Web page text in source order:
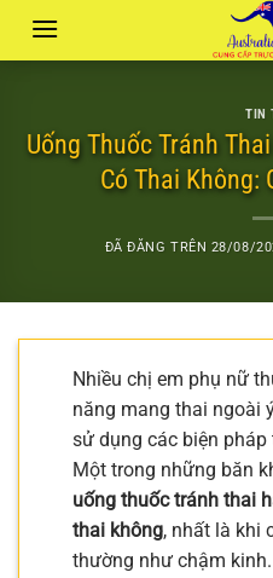
TIN
Uống Thuốc Tránh
Có Thai Không:
ĐÃ ĐĂNG TRÊN 28/08/
Nhiều chị em phụ nữ
năng mang thai ngoài
sử dụng các biện
Một trong những băn
uống thuốc tránh thai
thai không, nhất là khi
thường như chậm